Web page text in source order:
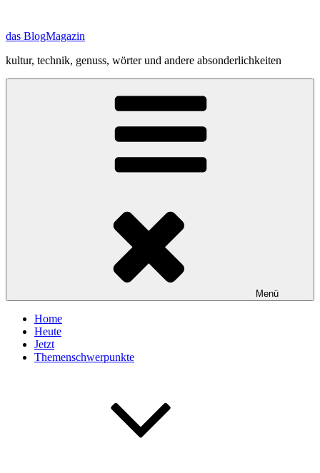
springen
das BlogMagazin
kultur, technik, genuss, wörter und andere absonderlichkeiten
Menü
Home
Heute
Jetzt
Themenschwerpunkte